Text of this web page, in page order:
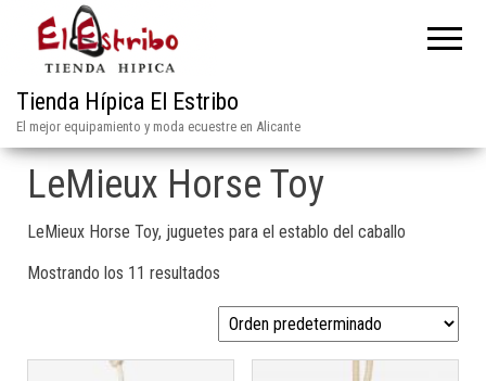
Tienda Hípica El Estribo
El mejor equipamiento y moda ecuestre en Alicante
LeMieux Horse Toy
LeMieux Horse Toy, juguetes para el establo del caballo
Mostrando los 11 resultados